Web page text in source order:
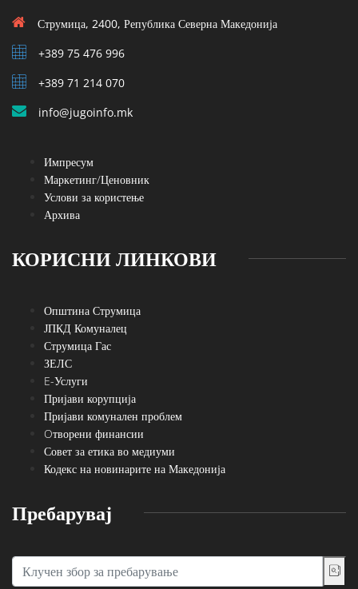
Струмица, 2400, Република Северна Македонија
+389 75 476 996
+389 71 214 070
info@jugoinfo.mk
Импресум
Маркетинг/Ценовник
Услови за користење
Архива
КОРИСНИ ЛИНКОВИ
Општина Струмица
ЈПКД Комуналец
Струмица Гас
ЗЕЛС
E-Услуги
Пријави корупција
Пријави комунален проблем
Oтворени финансии
Совет за етика во медиуми
Кодекс на новинарите на Македонија
Пребарувај